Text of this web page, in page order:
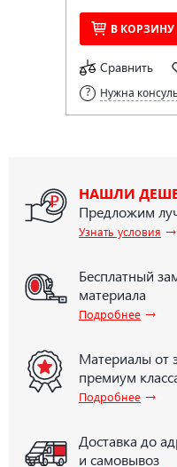
В КОРЗИНУ
Сравнить
Нужна
НАШЛИ
Предложим
Узнать условия →
Бесплатный
материала
Подробнее →
Материалы от
премиум
Подробнее →
Доставка до
и самовывоз